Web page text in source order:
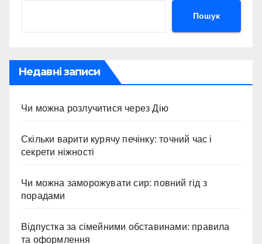
Пошук
Недавні записи
Чи можна розлучитися через Дію
Скільки варити курячу печінку: точний час і
секрети ніжності
Чи можна заморожувати сир: повний гід з
порадами
Відпустка за сімейними обставинами: правила
та оформлення